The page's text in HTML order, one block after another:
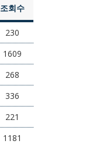
조회수
230
1609
268
336
221
1181